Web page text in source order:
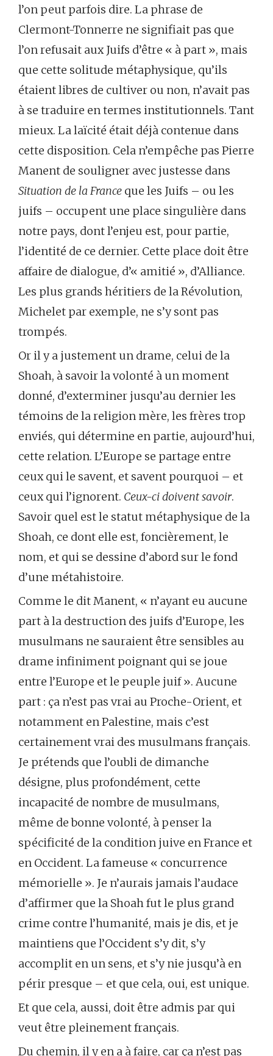
l’on peut parfois dire. La phrase de
Clermont-Tonnerre ne signifiait pas que
l’on refusait aux Juifs d’être « à part », mais
que cette solitude métaphysique, qu’ils
étaient libres de cultiver ou non, n’avait pas
à se traduire en termes institutionnels. Tant
mieux. La laïcité était déjà contenue dans
cette disposition. Cela n’empêche pas Pierre
Manent de souligner avec justesse dans
Situation de la France que les Juifs – ou les
juifs – occupent une place singulière dans
notre pays, dont l’enjeu est, pour partie,
l’identité de ce dernier. Cette place doit être
affaire de dialogue, d’« amitié », d’Alliance.
Les plus grands héritiers de la Révolution,
Michelet par exemple, ne s’y sont pas
trompés.
Or il y a justement un drame, celui de la
Shoah, à savoir la volonté à un moment
donné, d’exterminer jusqu’au dernier les
témoins de la religion mère, les frères trop
enviés, qui détermine en partie, aujourd’hui,
cette relation. L’Europe se partage entre
ceux qui le savent, et savent pourquoi – et
ceux qui l’ignorent. Ceux-ci doivent savoir.
Savoir quel est le statut métaphysique de la
Shoah, ce dont elle est, foncièrement, le
nom, et qui se dessine d’abord sur le fond
d’une métahistoire.
Comme le dit Manent, « n’ayant eu aucune
part à la destruction des juifs d’Europe, les
musulmans ne sauraient être sensibles au
drame infiniment poignant qui se joue
entre l’Europe et le peuple juif ». Aucune
part : ça n’est pas vrai au Proche-Orient, et
notamment en Palestine, mais c’est
certainement vrai des musulmans français.
Je prétends que l’oubli de dimanche
désigne, plus profondément, cette
incapacité de nombre de musulmans,
même de bonne volonté, à penser la
spécificité de la condition juive en France et
en Occident. La fameuse « concurrence
mémorielle ». Je n’aurais jamais l’audace
d’affirmer que la Shoah fut le plus grand
crime contre l’humanité, mais je dis, et je
maintiens que l’Occident s’y dit, s’y
accomplit en un sens, et s’y nie jusqu’à en
périr presque – et que cela, oui, est unique.
Et que cela, aussi, doit être admis par qui
veut être pleinement français.
Du chemin, il y en a à faire, car ça n’est pas